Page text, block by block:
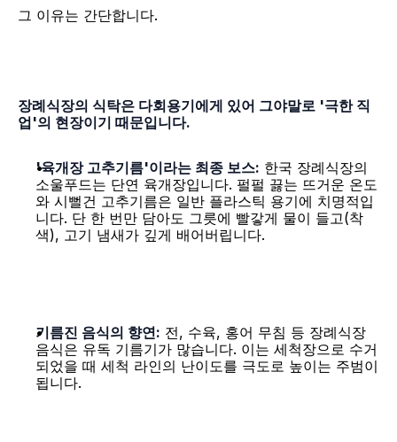
그 이유는 간단합니다.
장례식장의 식탁은 다회용기에게 있어 그야말로 '극한 직
업'의 현장이기 때문입니다.
'육개장 고추기름'이라는 최종 보스: 한국 장례식장의
소울푸드는 단연 육개장입니다. 펄펄 끓는 뜨거운 온도
와 시뻘건 고추기름은 일반 플라스틱 용기에 치명적입
니다. 단 한 번만 담아도 그릇에 빨갛게 물이 들고(착
색), 고기 냄새가 깊게 배어버립니다.
기름진 음식의 향연: 전, 수육, 홍어 무침 등 장례식장
음식은 유독 기름기가 많습니다. 이는 세척장으로 수거
되었을 때 세척 라인의 난이도를 극도로 높이는 주범이
됩니다.